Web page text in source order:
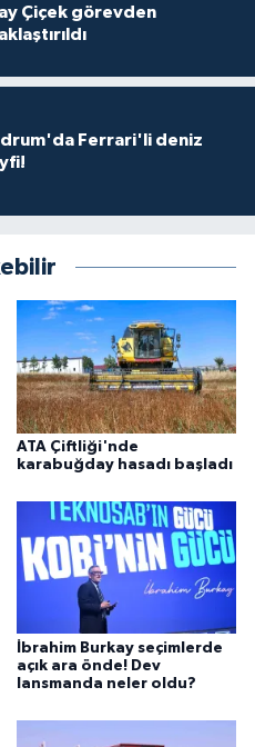
Çiçek görevden
Ferrari'li deniz
ATA Çiftliği'nde
karabuğday hasadı başladı
İbrahim Burkay seçimlerde
açık ara önde! Dev
lansmanda neler oldu?